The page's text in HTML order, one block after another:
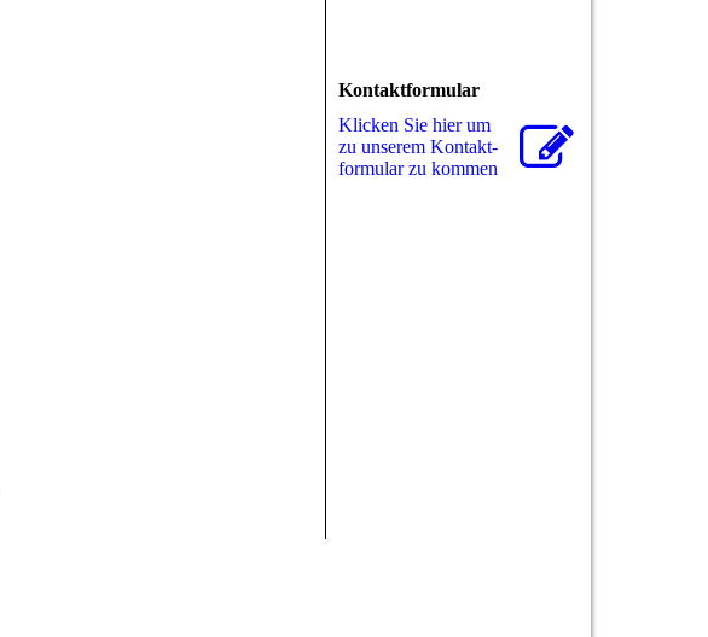
Kontaktformular
Klicken Sie hier um
zu unserem Kon­takt­
for­mu­lar zu kommen